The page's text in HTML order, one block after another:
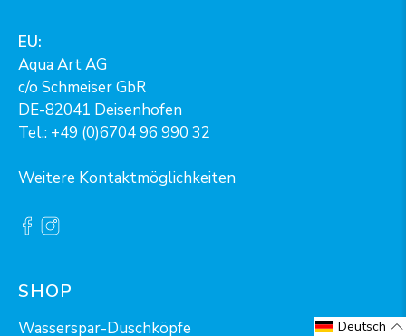
EU:
Aqua Art AG
c/o Schmeiser GbR
DE-82041 Deisenhofen
Tel.: +49 (0)6704 96 990 32
Weitere Kontaktmöglichkeiten
SHOP
Wasserspar-Duschköpfe Deutsch